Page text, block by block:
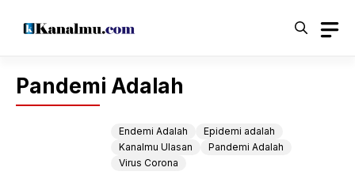
Pandemi Adalah
Endemi Adalah
Epidemi adalah
Kanalmu Ulasan
Pandemi Adalah
Virus Corona